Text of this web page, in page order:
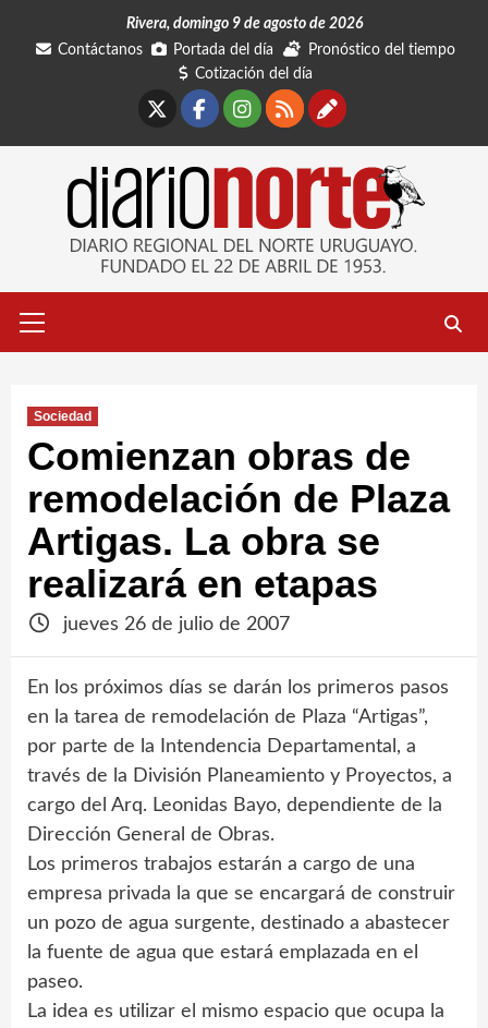
Rivera, domingo 9 de agosto de 2026
Contáctanos
Portada del día
Pronóstico del tiempo
Cotización del día
Facebook
Instagram
RSSContáctanos
primario
Sociedad
Comienzan obras de
remodelación de Plaza
Artigas. La obra se
realizará en etapas
jueves 26 de julio de 2007
En los próximos días se darán los primeros pasos
en la tarea de remodelación de Plaza “Artigas”,
por parte de la Intendencia Departamental, a
través de la División Planeamiento y Proyectos, a
cargo del Arq. Leonidas Bayo, dependiente de la
Dirección General de Obras.
Los primeros trabajos estarán a cargo de una
empresa privada la que se encargará de construir
un pozo de agua surgente, destinado a abastecer
la fuente de agua que estará emplazada en el
paseo.
La idea es utilizar el mismo espacio que ocupa la